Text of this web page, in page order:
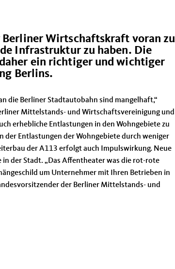
Wirtschaftskraft voran zu
Infrastruktur zu haben. Die
ein richtiger und wichtiger
Berlins.
die Berliner Stadtautobahn sind mangelhaft,“
Mittelstands- und Wirtschaftsvereinigung und
erhebliche Entlastungen in den Wohngebiete zu
der Entlastungen der Wohngebiete durch weniger
der A113 erfolgt auch Impulswirkung. Neue
der Stadt. „Das Affentheater was die rot-rote
um Unternehmer mit Ihren Betrieben in
der Berliner Mittelstands- und